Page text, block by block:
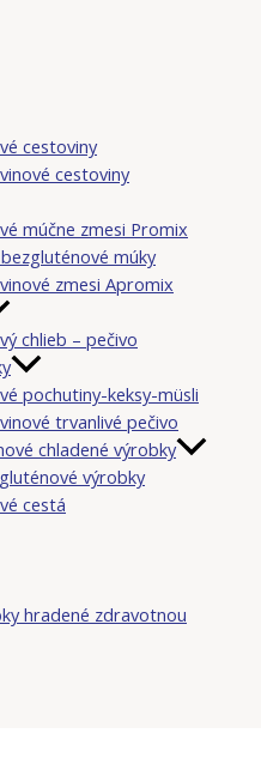
cestoviny
cestoviny
múčne zmesi Promix
múky
zmesi Apromix
chlieb – pečivo
pochutiny-keksy-müsli
trvanlivé pečivo
chladené výrobky
výrobky
cestá
hradené zdravotnou